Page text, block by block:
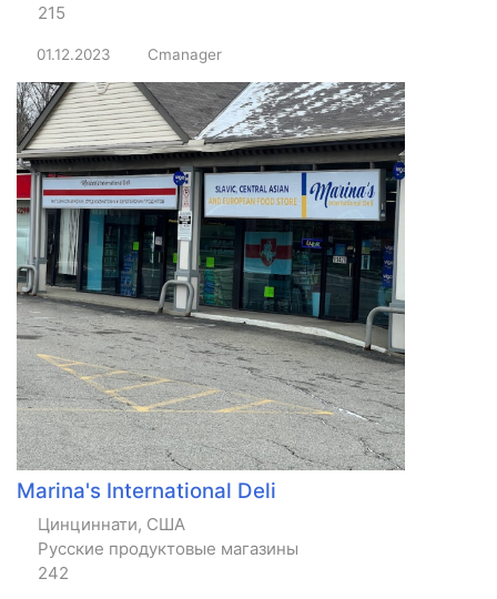
215
01.12.2023 Cmanager
Marina's International Deli
Цинциннати, США
Русские продуктовые магазины
242